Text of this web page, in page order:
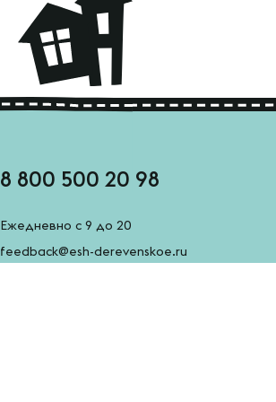
8 800 500 20 98
Ежедневно с 9 до 20
feedback@esh-derevenskoe.ru